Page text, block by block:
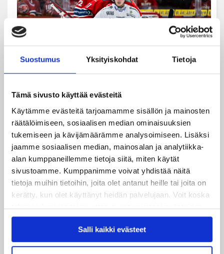
Suostumus Yksityiskohdat Tietoja
Tämä sivusto käyttää evästeitä
Käytämme evästeitä tarjoamamme sisällön ja mainosten
räätälöimiseen, sosiaalisen median ominaisuuksien
tukemiseen ja kävijämäärämme analysoimiseen. Lisäksi
jaamme sosiaalisen median, mainosalan ja analytiikka-
alan kumppaneillemme tietoja siitä, miten käytät
sivustoamme. Kumppanimme voivat yhdistää näitä
tietoja muihin tietoihin, joita olet antanut heille tai joita on
kerätty, kun olet käyttänyt heidän palvelujaan. Voit koska
tahansa kumota tai muuttaa suostumustasi evästeiden
käytöstäEvästeet-sivultamme.
Salli kaikki evästeet
Liigan runkosarjaottelussa HIFK – JYP, Helsingin
jäähallissa, 15. marraskuuta 2023. (Kuva: Riku Laukkanen /
R1ku Exposures)
Toimittaja: Jere Korkalainen
Kuvat: Riku Laukkanen/Liiga